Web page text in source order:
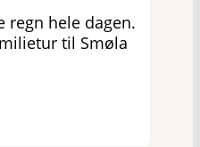
regn hele dagen.
til Smøla